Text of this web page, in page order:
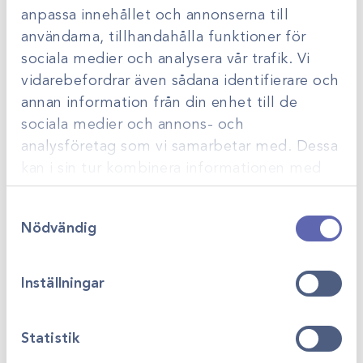
anpassa innehållet och annonserna till
användarna, tillhandahålla funktioner för
sociala medier och analysera vår trafik. Vi
vidarebefordrar även sådana identifierare och
annan information från din enhet till de
sociala medier och annons- och
analysföretag som vi samarbetar med. Dessa
kan i sin tur kombinera informationen med
annan information som du har tillhandahållit
eller som de har samlat in när du har använt
deras tjänster.
Nödvändig
Inställningar
Statistik
torkduk /700st